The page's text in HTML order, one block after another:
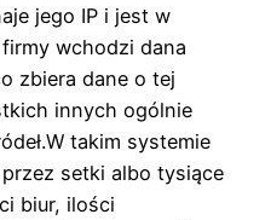
jego IP i jest w
wchodzi dana
zbiera dane o tej
innych ogólnie
takim systemie
setki albo tysiące
biur, ilości